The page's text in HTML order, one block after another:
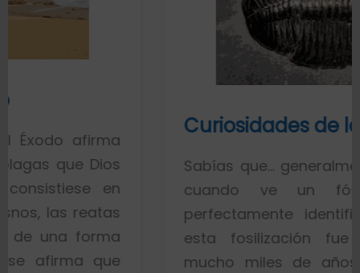
Curiosidades de los fósiles
Sabías que… generalmente toda la
cuando ve un fósil de un
perfectamente identificado piensa
esta fosilización fue un
mucho miles de años. Esto es